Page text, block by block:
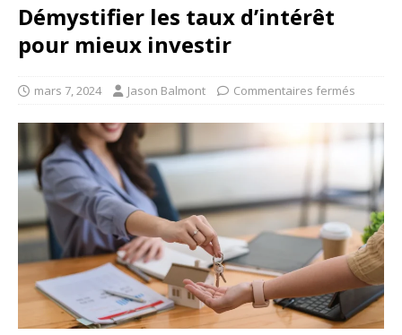
Démystifier les taux d’intérêt
pour mieux investir
mars 7, 2024 Jason Balmont Commentaires fermés